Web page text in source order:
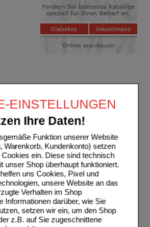
EINSTELLUNGEN
Ihre Daten!
Funktion unserer Website
Warenkorb, Kundenkonto) setzen
ein. Diese sind technisch
unser Shop überhaupt funktioniert.
uns Cookies, Pixel und
unsere Website an das
Verhalten im Shop
Informationen darüber, wie Sie
setzen wir ein, um den Shop
z.B. auf Sie zugeschnittene